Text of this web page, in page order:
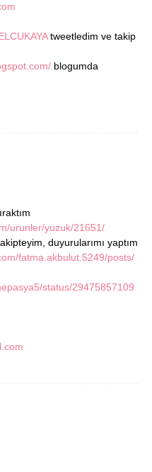
tweetledim ve takip
blogumda
urunler/yuzuk/21651/
duyurularımı yaptım
fatma.akbulut.5249/posts/
status/29475857109